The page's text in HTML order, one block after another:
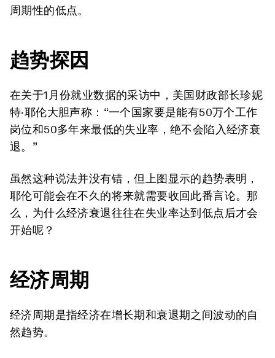
周期性的低点。
趋势探因
在关于1月份就业数据的采访中，美国财政部长珍妮
特·耶伦大胆声称：“一个国家要是能有50万个工作
岗位和50多年来最低的失业率，绝不会陷入经济衰
退。”
虽然这种说法并没有错，但上图显示的趋势表明，
耶伦可能会在不久的将来就需要收回此番言论。那
么，为什么经济衰退往往在失业率达到低点后才会
开始呢？
经济周期
经济周期是指经济在增长期和衰退期之间波动的自
然趋势。